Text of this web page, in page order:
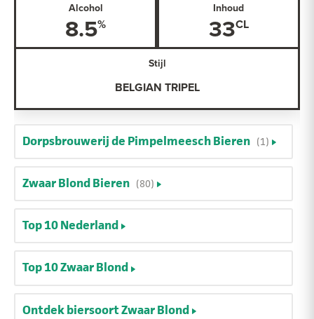
Alcohol
8.5
Inhoud
33
Stijl
BELGIAN TRIPEL
Dorpsbrouwerij de Pimpelmeesch Bieren (1)
Zwaar Blond Bieren (80)
Top 10 Nederland
Top 10 Zwaar Blond
Ontdek biersoort Zwaar Blond